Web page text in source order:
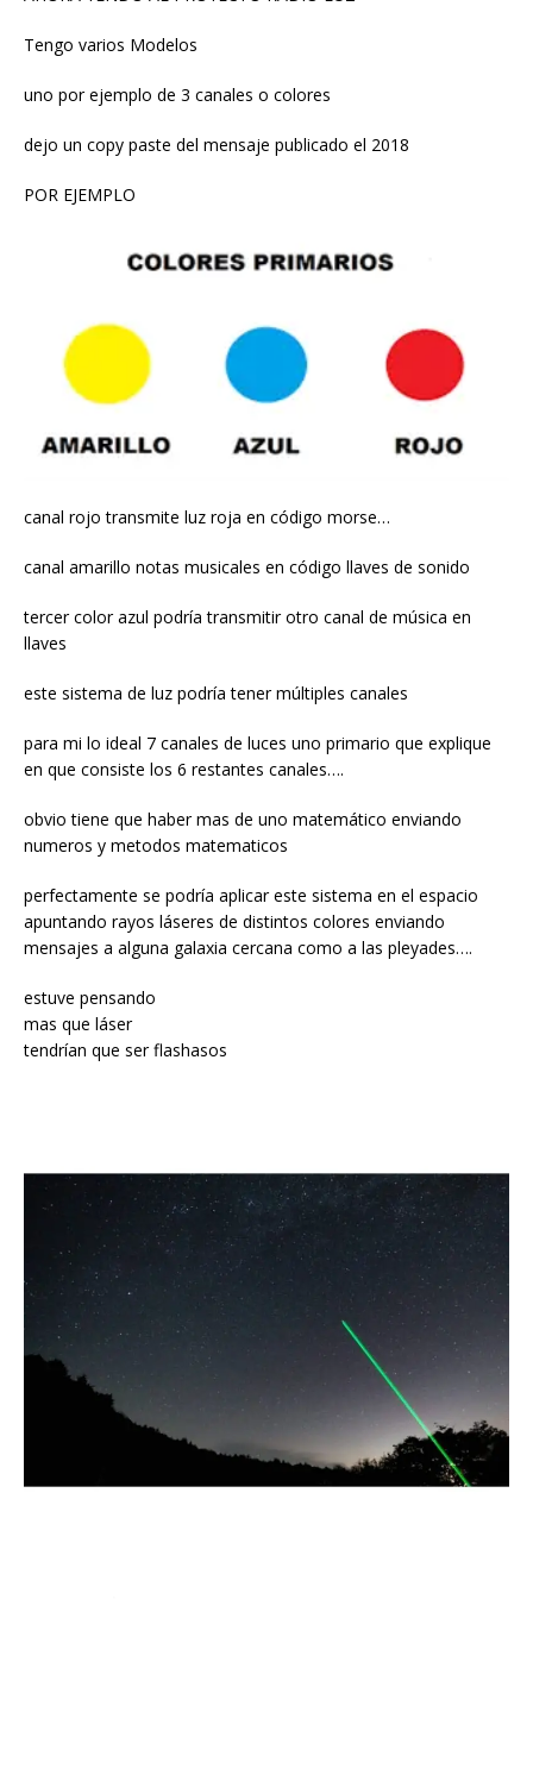
Tengo varios Modelos
uno por ejemplo de 3 canales o colores
dejo un copy paste del mensaje publicado el 2018
POR EJEMPLO
canal rojo transmite luz roja en código morse…
canal amarillo notas musicales en código llaves de sonido
tercer color azul podría transmitir otro canal de música en
llaves
este sistema de luz podría tener múltiples canales
para mi lo ideal 7 canales de luces uno primario que explique
en que consiste los 6 restantes canales….
obvio tiene que haber mas de uno matemático enviando
numeros y metodos matematicos
perfectamente se podría aplicar este sistema en el espacio
apuntando rayos láseres de distintos colores enviando
mensajes a alguna galaxia cercana como a las pleyades….
estuve pensando
mas que láser
tendrían que ser flashasos